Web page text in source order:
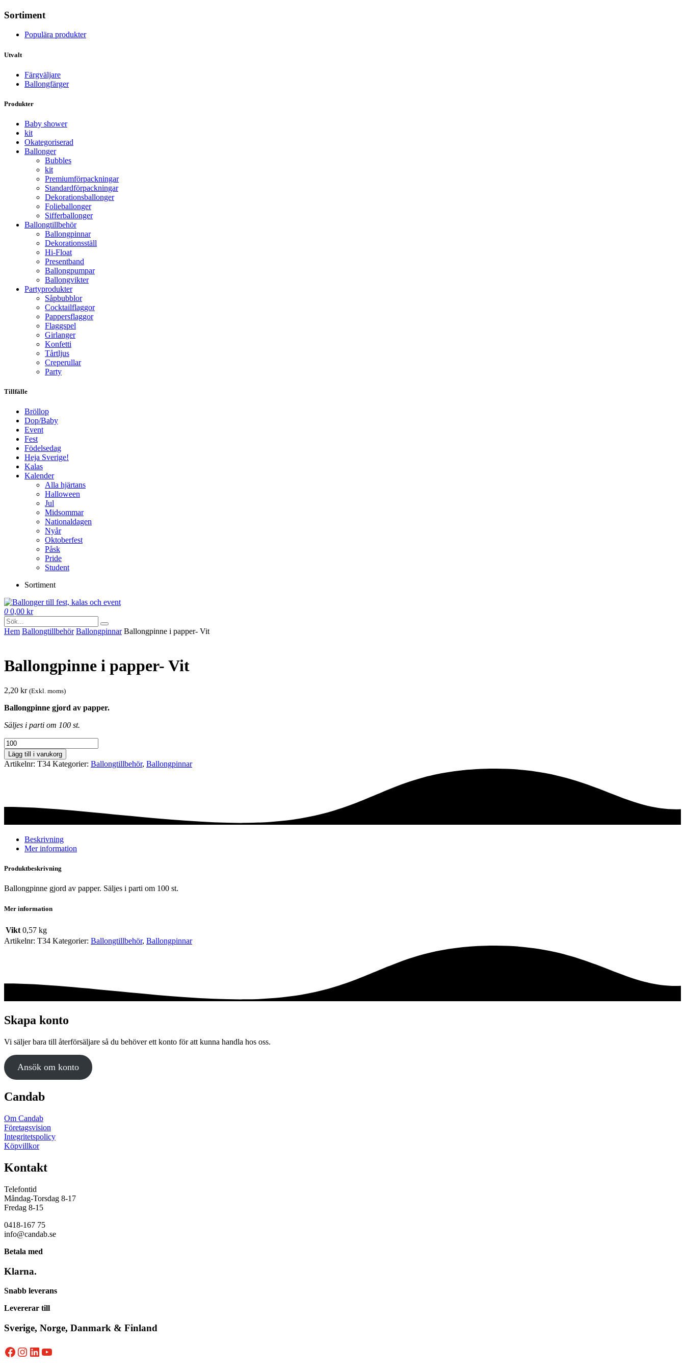
Sortiment
Populära produkter
Utvalt
Färgväljare
Ballongfärger
Produkter
Baby shower
kit
Okategoriserad
Ballonger
Bubbles
kit
Premium­förpackningar
Standard­­förpackningar
Dekorations­ballonger
Folie­­­ballonger
Siffer­­ballonger
Ballong­tillbehör
Ballongpinnar
Dekorationsställ
Hi-Float
Presentband
Ballongpumpar
Ballong­vikter
Party­­produkter
Såpbubblor
Cocktail­flaggor
Pappers­flaggor
Flaggspel
Girlanger
Konfetti
Tårtljus
Creperullar
Party
Tillfälle
Bröllop
Dop/Baby
Event
Fest
Födelsedag
Heja Sverige!
Kalas
Kalender
Alla hjärtans
Halloween
Jul
Midsommar
Nationaldagen
Nyår
Oktoberfest
Påsk
Pride
Student
Sortiment
0 0,00 kr
Hem Ballong­tillbehör Ballongpinnar Ballongpinne i papper- Vit
Ballongpinne i papper- Vit
2,20 kr (Exkl. moms)
Ballongpinne gjord av papper.
Säljes i parti om 100 st.
Ballongpinne
i
papper-
Vit
Lägg till i varukorg
Artikelnr: T34 Kategorier: Ballong­tillbehör, Ballongpinnar
Beskrivning
Mer information
Produktbeskrivning
Ballongpinne gjord av papper. Säljes i parti om 100 st.
Mer information
Vikt 0,57 kg
Artikelnr: T34 Kategorier: Ballong­tillbehör, Ballongpinnar
Skapa konto
Vi säljer bara till återförsäljare så du behöver ett konto för att kunna handla hos oss.
Ansök om konto
Candab
Om Candab
Företagsvision
Integritetspolicy
Köpvillkor
Kontakt
Telefontid
Måndag-Torsdag 8-17
Fredag 8-15
0418-167 75
info@candab.se
Betala med
Klarna.
Snabb leverans
Levererar till
Sverige, Norge, Danmark & Finland
Facebook
Instagram
LinkedIn
YouTube